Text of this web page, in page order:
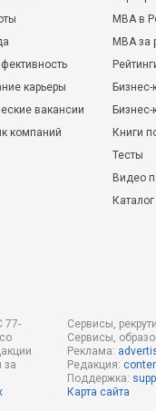
карьеры
вакансии
компаний
MBA в
MBA
Бизнес-
Книги
Тесты
Видео
77-
за
Сервисы,
Сервисы,
Реклама:
Редакция:
Поддержка:
Карта сайта